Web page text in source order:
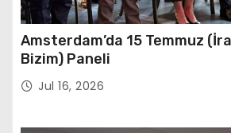
Amsterdam’da 15 Temmuz
Bizim) Paneli
Jul 16, 2026